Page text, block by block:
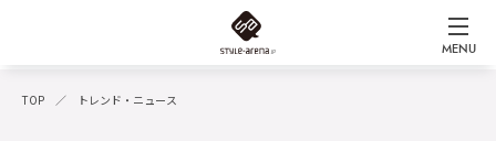
MENU
TOP トレンド・ニュース